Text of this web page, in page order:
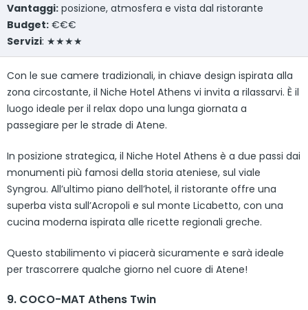
Vantaggi: posizione, atmosfera e vista dal ristorante
Budget: €€€
Servizi: ★★★★
Con le sue camere tradizionali, in chiave design ispirata alla
zona circostante, il Niche Hotel Athens vi invita a rilassarvi. È il
luogo ideale per il relax dopo una lunga giornata a
passegiare per le strade di Atene.
In posizione strategica, il Niche Hotel Athens è a due passi dai
monumenti più famosi della storia ateniese, sul viale
Syngrou. All’ultimo piano dell’hotel, il ristorante offre una
superba vista sull’Acropoli e sul monte Licabetto, con una
cucina moderna ispirata alle ricette regionali greche.
Questo stabilimento vi piacerà sicuramente e sarà ideale
per trascorrere qualche giorno nel cuore di Atene!
9. COCO-MAT Athens Twin